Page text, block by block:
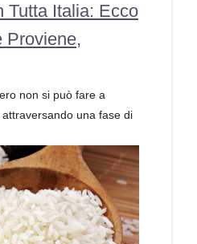
Tutta Italia: Ecco
Proviene,
non si può fare a
una fase di